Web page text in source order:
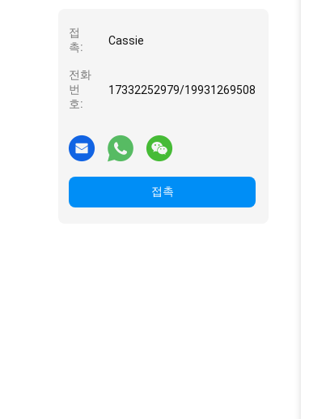
접
촉:
Cassie
전화
번
호:
17332252979/19931269508
접촉